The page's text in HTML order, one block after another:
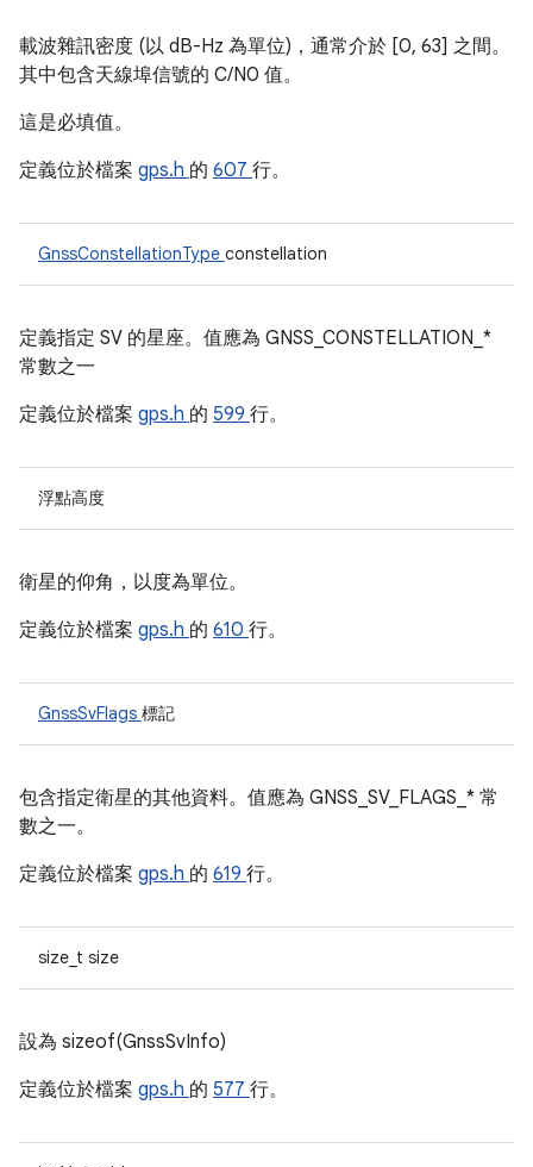
載波雜訊密度 (以 dB-Hz 為單位)，通常介於 [0, 63] 之間。
其中包含天線埠信號的 C/N0 值。
這是必填值。
定義位於檔案 gps.h 的 607 行。
GnssConstellationType constellation
定義指定 SV 的星座。值應為 GNSS_CONSTELLATION_*
常數之一
定義位於檔案 gps.h 的 599 行。
浮點高度
衛星的仰角，以度為單位。
定義位於檔案 gps.h 的 610 行。
GnssSvFlags 標記
包含指定衛星的其他資料。值應為 GNSS_SV_FLAGS_* 常
數之一。
定義位於檔案 gps.h 的 619 行。
size_t size
設為 sizeof(GnssSvInfo)
定義位於檔案 gps.h 的 577 行。